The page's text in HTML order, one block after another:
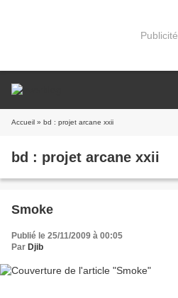
Publicité
Accueil » bd : projet arcane xxii
bd : projet arcane xxii
Smoke
Publié le 25/11/2009 à 00:05
Par Djib